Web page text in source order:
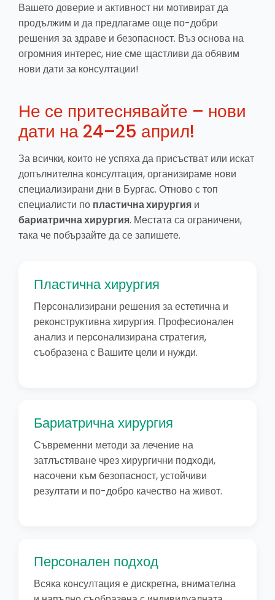
Вашето доверие и активност ни мотивират да
продължим и да предлагаме още по-добри
решения за здраве и безопасност. Въз основа на
огромния интерес, ние сме щастливи да обявим
нови дати за консултации!
Не се притеснявайте – нови
дати на 24–25 април!
За всички, които не успяха да присъстват или искат
допълнителна консултация, организираме нови
специализирани дни в Бургас. Отново с топ
специалисти по пластична хирургия и
бариатрична хирургия. Местата са ограничени,
така че побързайте да се запишете.
Пластична хирургия
Персонализирани решения за естетична и
реконструктивна хирургия. Професионален
анализ и персонализирана стратегия,
съобразена с Вашите цели и нужди.
Бариатрична хирургия
Съвременни методи за лечение на
затлъстяване чрез хирургични подходи,
насочени към безопасност, устойчиви
резултати и по-добро качество на живот.
Персонален подход
Всяка консултация е дискретна, внимателна